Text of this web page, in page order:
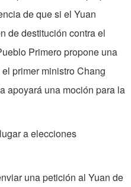
de que si el Yuan
de destitución contra el
Primero propone una
primer ministro Chang
apoyará una moción para la
a elecciones
una petición al Yuan de